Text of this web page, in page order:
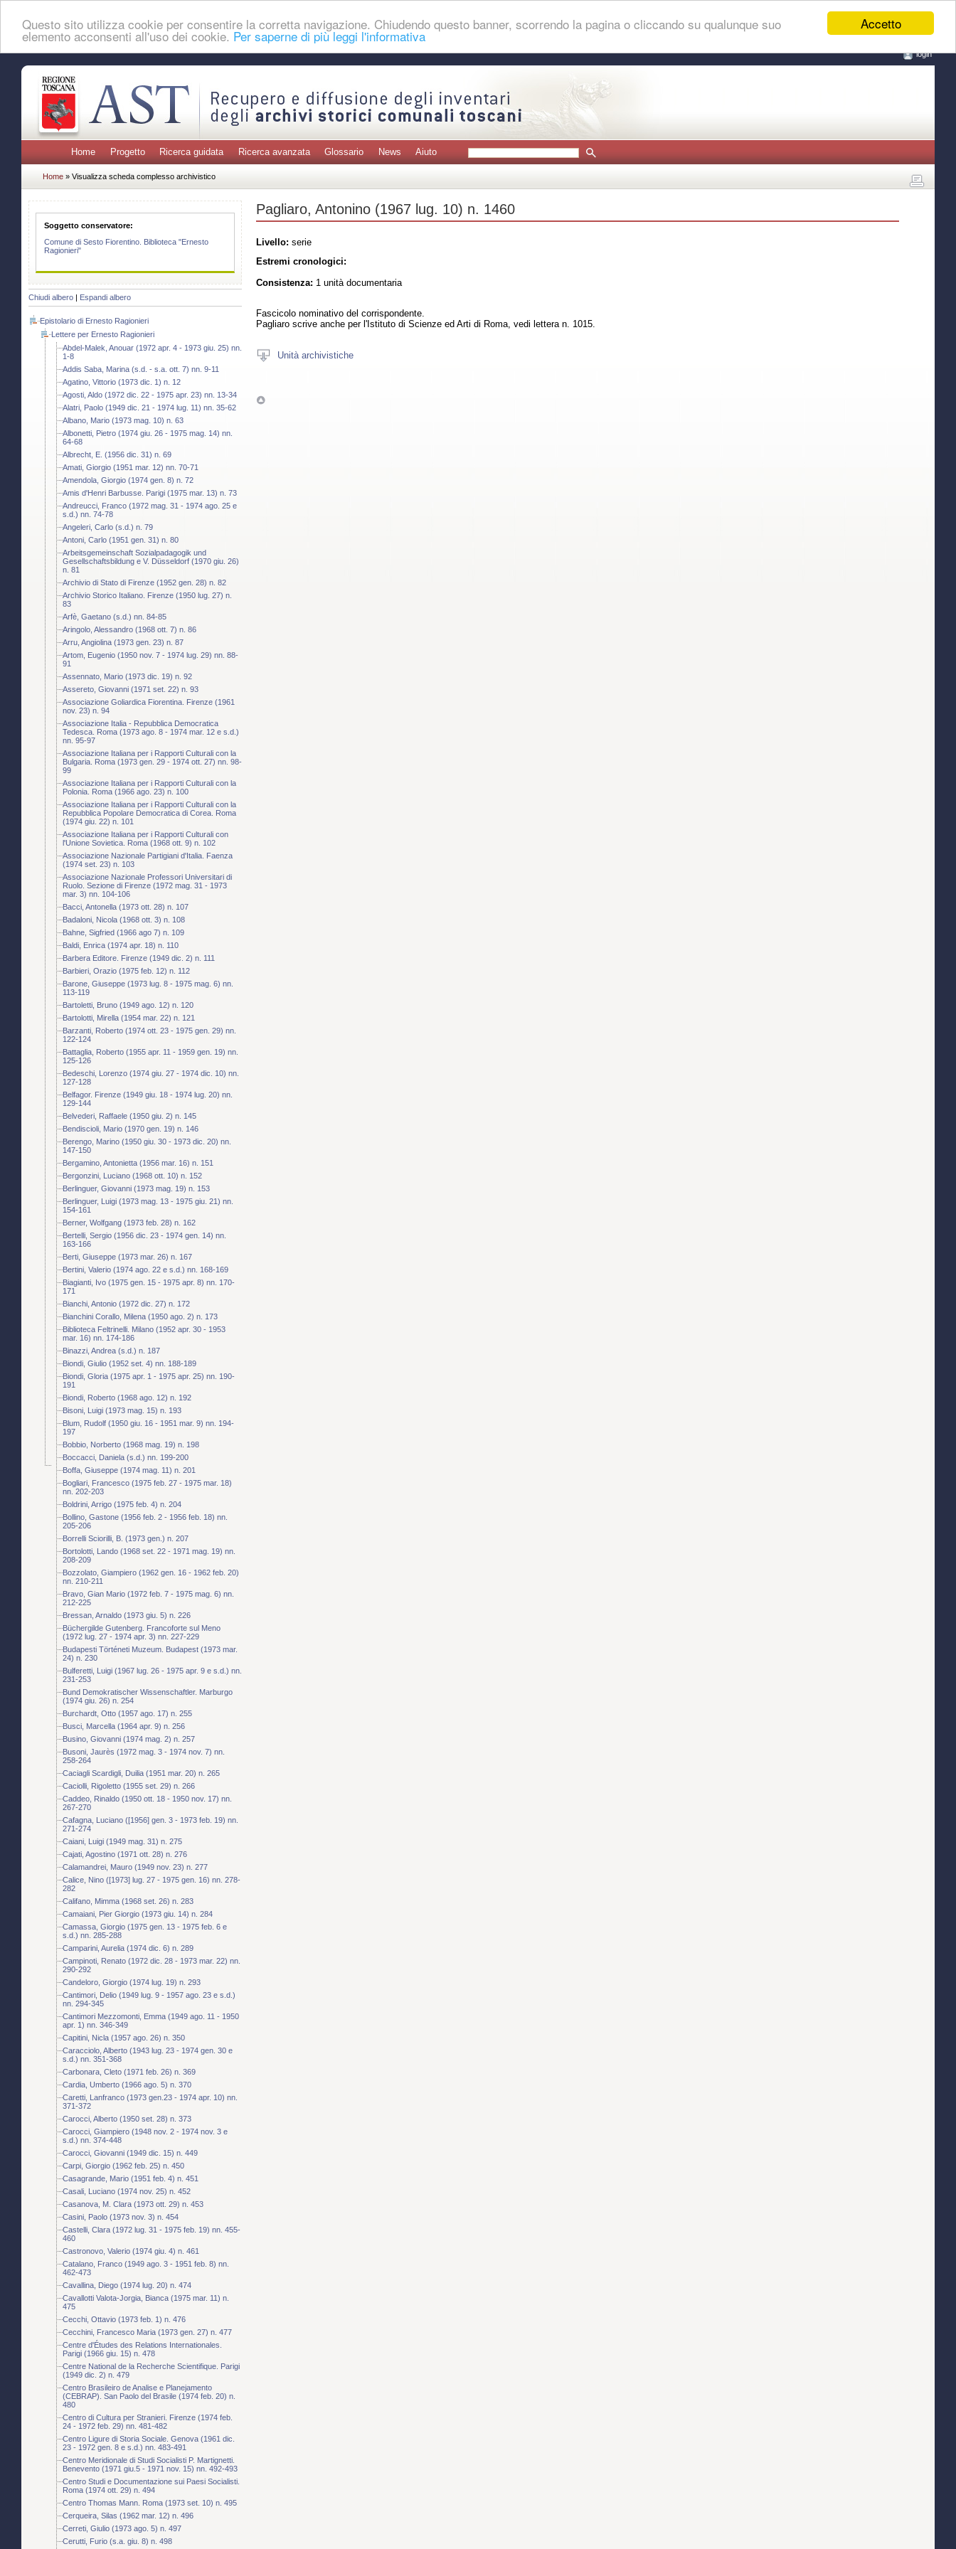
Accetto
Questo sito utilizza cookie per consentire la corretta navigazione. Chiudendo questo banner, scorrendo la pagina o cliccando su qualunque suo
elemento acconsenti all'uso dei cookie. Per saperne di più leggi l'informativa
login
Home Progetto Ricerca guidata Ricerca avanzata Glossario News Aiuto
Home » Visualizza scheda complesso archivistico
Soggetto conservatore:
Comune di Sesto Fiorentino. Biblioteca "Ernesto
Ragionieri"
Chiudi albero Espandi albero
Epistolario di Ernesto Ragionieri
Lettere per Ernesto Ragionieri
Abdel-Malek, Anouar (1972 apr. 4 - 1973 giu. 25) nn.
1-8
Addis Saba, Marina (s.d. - s.a. ott. 7) nn. 9-11
Agatino, Vittorio (1973 dic. 1) n. 12
Agosti, Aldo (1972 dic. 22 - 1975 apr. 23) nn. 13-34
Alatri, Paolo (1949 dic. 21 - 1974 lug. 11) nn. 35-62
Albano, Mario (1973 mag. 10) n. 63
Albonetti, Pietro (1974 giu. 26 - 1975 mag. 14) nn.
64-68
Albrecht, E. (1956 dic. 31) n. 69
Amati, Giorgio (1951 mar. 12) nn. 70-71
Amendola, Giorgio (1974 gen. 8) n. 72
Amis d'Henri Barbusse. Parigi (1975 mar. 13) n. 73
Andreucci, Franco (1972 mag. 31 - 1974 ago. 25 e
s.d.) nn. 74-78
Angeleri, Carlo (s.d.) n. 79
Antoni, Carlo (1951 gen. 31) n. 80
Arbeitsgemeinschaft Sozialpadagogik und
Gesellschaftsbildung e V. Düsseldorf (1970 giu. 26)
n. 81
Archivio di Stato di Firenze (1952 gen. 28) n. 82
Archivio Storico Italiano. Firenze (1950 lug. 27) n.
83
Arfè, Gaetano (s.d.) nn. 84-85
Aringolo, Alessandro (1968 ott. 7) n. 86
Arru, Angiolina (1973 gen. 23) n. 87
Artom, Eugenio (1950 nov. 7 - 1974 lug. 29) nn. 88-
91
Assennato, Mario (1973 dic. 19) n. 92
Assereto, Giovanni (1971 set. 22) n. 93
Associazione Goliardica Fiorentina. Firenze (1961
nov. 23) n. 94
Associazione Italia - Repubblica Democratica
Tedesca. Roma (1973 ago. 8 - 1974 mar. 12 e s.d.)
nn. 95-97
Associazione Italiana per i Rapporti Culturali con la
Bulgaria. Roma (1973 gen. 29 - 1974 ott. 27) nn. 98-
99
Associazione Italiana per i Rapporti Culturali con la
Polonia. Roma (1966 ago. 23) n. 100
Associazione Italiana per i Rapporti Culturali con la
Repubblica Popolare Democratica di Corea. Roma
(1974 giu. 22) n. 101
Associazione Italiana per i Rapporti Culturali con
l'Unione Sovietica. Roma (1968 ott. 9) n. 102
Associazione Nazionale Partigiani d'Italia. Faenza
(1974 set. 23) n. 103
Associazione Nazionale Professori Universitari di
Ruolo. Sezione di Firenze (1972 mag. 31 - 1973
mar. 3) nn. 104-106
Bacci, Antonella (1973 ott. 28) n. 107
Badaloni, Nicola (1968 ott. 3) n. 108
Bahne, Sigfried (1966 ago 7) n. 109
Baldi, Enrica (1974 apr. 18) n. 110
Barbera Editore. Firenze (1949 dic. 2) n. 111
Barbieri, Orazio (1975 feb. 12) n. 112
Barone, Giuseppe (1973 lug. 8 - 1975 mag. 6) nn.
113-119
Bartoletti, Bruno (1949 ago. 12) n. 120
Bartolotti, Mirella (1954 mar. 22) n. 121
Barzanti, Roberto (1974 ott. 23 - 1975 gen. 29) nn.
122-124
Battaglia, Roberto (1955 apr. 11 - 1959 gen. 19) nn.
125-126
Bedeschi, Lorenzo (1974 giu. 27 - 1974 dic. 10) nn.
127-128
Belfagor. Firenze (1949 giu. 18 - 1974 lug. 20) nn.
129-144
Belvederi, Raffaele (1950 giu. 2) n. 145
Bendiscioli, Mario (1970 gen. 19) n. 146
Berengo, Marino (1950 giu. 30 - 1973 dic. 20) nn.
147-150
Bergamino, Antonietta (1956 mar. 16) n. 151
Bergonzini, Luciano (1968 ott. 10) n. 152
Berlinguer, Giovanni (1973 mag. 19) n. 153
Berlinguer, Luigi (1973 mag. 13 - 1975 giu. 21) nn.
154-161
Berner, Wolfgang (1973 feb. 28) n. 162
Bertelli, Sergio (1956 dic. 23 - 1974 gen. 14) nn.
163-166
Berti, Giuseppe (1973 mar. 26) n. 167
Bertini, Valerio (1974 ago. 22 e s.d.) nn. 168-169
Biagianti, Ivo (1975 gen. 15 - 1975 apr. 8) nn. 170-
171
Bianchi, Antonio (1972 dic. 27) n. 172
Bianchini Corallo, Milena (1950 ago. 2) n. 173
Biblioteca Feltrinelli. Milano (1952 apr. 30 - 1953
mar. 16) nn. 174-186
Binazzi, Andrea (s.d.) n. 187
Biondi, Giulio (1952 set. 4) nn. 188-189
Biondi, Gloria (1975 apr. 1 - 1975 apr. 25) nn. 190-
191
Biondi, Roberto (1968 ago. 12) n. 192
Bisoni, Luigi (1973 mag. 15) n. 193
Blum, Rudolf (1950 giu. 16 - 1951 mar. 9) nn. 194-
197
Bobbio, Norberto (1968 mag. 19) n. 198
Boccacci, Daniela (s.d.) nn. 199-200
Boffa, Giuseppe (1974 mag. 11) n. 201
Bogliari, Francesco (1975 feb. 27 - 1975 mar. 18)
nn. 202-203
Boldrini, Arrigo (1975 feb. 4) n. 204
Bollino, Gastone (1956 feb. 2 - 1956 feb. 18) nn.
205-206
Borrelli Sciorilli, B. (1973 gen.) n. 207
Bortolotti, Lando (1968 set. 22 - 1971 mag. 19) nn.
208-209
Bozzolato, Giampiero (1962 gen. 16 - 1962 feb. 20)
nn. 210-211
Bravo, Gian Mario (1972 feb. 7 - 1975 mag. 6) nn.
212-225
Bressan, Arnaldo (1973 giu. 5) n. 226
Büchergilde Gutenberg. Francoforte sul Meno
(1972 lug. 27 - 1974 apr. 3) nn. 227-229
Budapesti Történeti Muzeum. Budapest (1973 mar.
24) n. 230
Bulferetti, Luigi (1967 lug. 26 - 1975 apr. 9 e s.d.) nn.
231-253
Bund Demokratischer Wissenschaftler. Marburgo
(1974 giu. 26) n. 254
Burchardt, Otto (1957 ago. 17) n. 255
Busci, Marcella (1964 apr. 9) n. 256
Busino, Giovanni (1974 mag. 2) n. 257
Busoni, Jaurès (1972 mag. 3 - 1974 nov. 7) nn.
258-264
Caciagli Scardigli, Duilia (1951 mar. 20) n. 265
Caciolli, Rigoletto (1955 set. 29) n. 266
Caddeo, Rinaldo (1950 ott. 18 - 1950 nov. 17) nn.
267-270
Cafagna, Luciano ([1956] gen. 3 - 1973 feb. 19) nn.
271-274
Caiani, Luigi (1949 mag. 31) n. 275
Cajati, Agostino (1971 ott. 28) n. 276
Calamandrei, Mauro (1949 nov. 23) n. 277
Calice, Nino ([1973] lug. 27 - 1975 gen. 16) nn. 278-
282
Califano, Mimma (1968 set. 26) n. 283
Camaiani, Pier Giorgio (1973 giu. 14) n. 284
Camassa, Giorgio (1975 gen. 13 - 1975 feb. 6 e
s.d.) nn. 285-288
Camparini, Aurelia (1974 dic. 6) n. 289
Campinoti, Renato (1972 dic. 28 - 1973 mar. 22) nn.
290-292
Candeloro, Giorgio (1974 lug. 19) n. 293
Cantimori, Delio (1949 lug. 9 - 1957 ago. 23 e s.d.)
nn. 294-345
Cantimori Mezzomonti, Emma (1949 ago. 11 - 1950
apr. 1) nn. 346-349
Capitini, Nicla (1957 ago. 26) n. 350
Caracciolo, Alberto (1943 lug. 23 - 1974 gen. 30 e
s.d.) nn. 351-368
Carbonara, Cleto (1971 feb. 26) n. 369
Cardia, Umberto (1966 ago. 5) n. 370
Caretti, Lanfranco (1973 gen.23 - 1974 apr. 10) nn.
371-372
Carocci, Alberto (1950 set. 28) n. 373
Carocci, Giampiero (1948 nov. 2 - 1974 nov. 3 e
s.d.) nn. 374-448
Carocci, Giovanni (1949 dic. 15) n. 449
Carpi, Giorgio (1962 feb. 25) n. 450
Casagrande, Mario (1951 feb. 4) n. 451
Casali, Luciano (1974 nov. 25) n. 452
Casanova, M. Clara (1973 ott. 29) n. 453
Casini, Paolo (1973 nov. 3) n. 454
Castelli, Clara (1972 lug. 31 - 1975 feb. 19) nn. 455-
460
Castronovo, Valerio (1974 giu. 4) n. 461
Catalano, Franco (1949 ago. 3 - 1951 feb. 8) nn.
462-473
Cavallina, Diego (1974 lug. 20) n. 474
Cavallotti Valota-Jorgia, Bianca (1975 mar. 11) n.
475
Cecchi, Ottavio (1973 feb. 1) n. 476
Cecchini, Francesco Maria (1973 gen. 27) n. 477
Centre d'Études des Relations Internationales.
Parigi (1966 giu. 15) n. 478
Centre National de la Recherche Scientifique. Parigi
(1949 dic. 2) n. 479
Centro Brasileiro de Analise e Planejamento
(CEBRAP). San Paolo del Brasile (1974 feb. 20) n.
480
Centro di Cultura per Stranieri. Firenze (1974 feb.
24 - 1972 feb. 29) nn. 481-482
Centro Ligure di Storia Sociale. Genova (1961 dic.
23 - 1972 gen. 8 e s.d.) nn. 483-491
Centro Meridionale di Studi Socialisti P. Martignetti.
Benevento (1971 giu.5 - 1971 nov. 15) nn. 492-493
Centro Studi e Documentazione sui Paesi Socialisti.
Roma (1974 ott. 29) n. 494
Centro Thomas Mann. Roma (1973 set. 10) n. 495
Cerqueira, Silas (1962 mar. 12) n. 496
Cerreti, Giulio (1973 ago. 5) n. 497
Cerutti, Furio (s.a. giu. 8) n. 498
Pagliaro, Antonino (1967 lug. 10) n. 1460
Livello: serie
Estremi cronologici:
Consistenza: 1 unità documentaria
Fascicolo nominativo del corrispondente.
Pagliaro scrive anche per l'Istituto di Scienze ed Arti di Roma, vedi lettera n. 1015.
Unità archivistiche